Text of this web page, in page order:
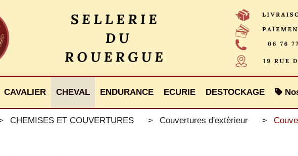
CAVALIER CHEVAL ENDURANCE ECURIE DESTOCKAGE
CHEMISES ET COUVERTURES Couvertures d'extèrieur